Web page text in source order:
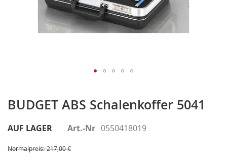
BUDGET ABS Schalenkoffer 5041
AUF LAGER Art.-Nr 0550418019
Normalpreis: 217,00 €
Anfang
der
Bildergalerie